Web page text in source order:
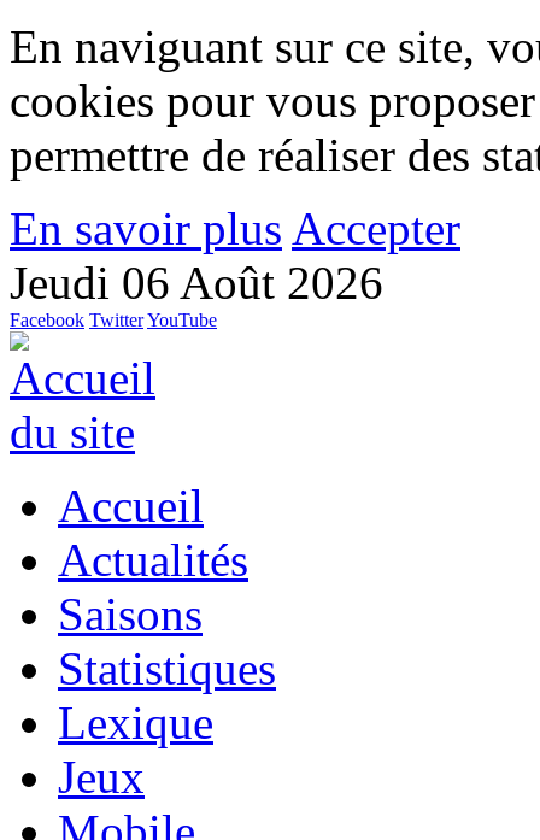
En naviguant sur ce site,
cookies pour vous
permettre de réaliser des
En savoir plus Accepter
Jeudi 06 Août 2026
Facebook TwitterYouTube
Accueil
Actualités
Saisons
Statistiques
Lexique
Jeux